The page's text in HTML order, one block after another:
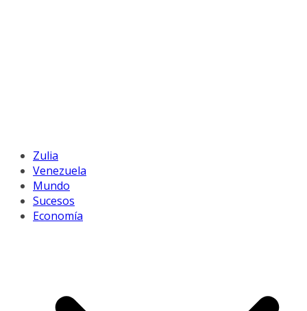
Zulia
Venezuela
Mundo
Sucesos
Economía